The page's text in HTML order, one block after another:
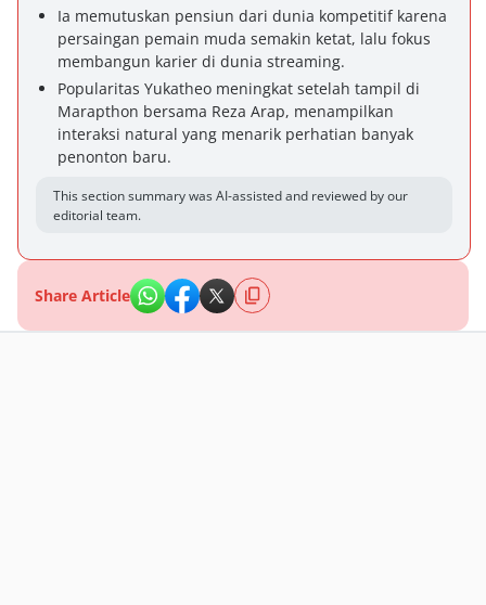
Ia memutuskan pensiun dari dunia kompetitif karena
persaingan pemain muda semakin ketat, lalu fokus
membangun karier di dunia streaming.
Popularitas Yukatheo meningkat setelah tampil di
Marapthon bersama Reza Arap, menampilkan
interaksi natural yang menarik perhatian banyak
penonton baru.
This section summary was AI-assisted and reviewed by our
editorial team.
Share Article